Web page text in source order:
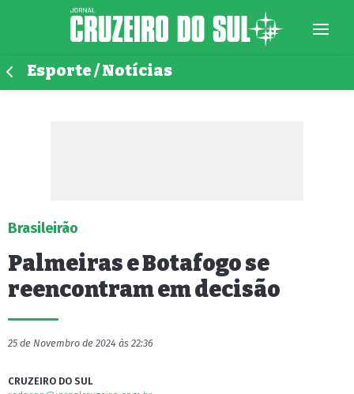
Esporte / Notícias
Brasileirão
Palmeiras e Botafogo se
reencontram em decisão
25 de Novembro de 2024 às 22:36
CRUZEIRO DO SUL